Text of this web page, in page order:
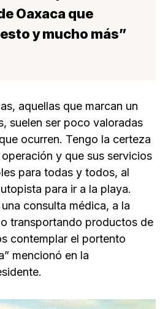
Oaxaca que
y mucho más”
aquellas que marcan un
suelen ser poco valoradas
ocurren. Tengo la certeza
y que sus servicios
para todas y todos, al
para ir a la playa.
consulta médica, a la
transportando productos de
contemplar el portento
mencionó en la